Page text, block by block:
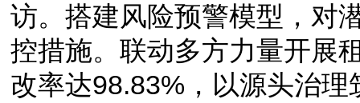
访。搭建风险预警模型，对
控措施。联动多方力量开展
改率达98.83%，以源头治理